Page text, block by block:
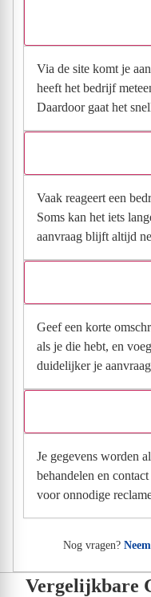
Via de site komt je
heeft het bedrijf
Daardoor gaat het
Vaak reageert een
Soms kan het iets
aanvraag blijft altijd
Geef een korte
als je die hebt, en
duidelijker je
Je gegevens worden
behandelen en
voor onnodige
Nog vragen?
Vergelijkbare